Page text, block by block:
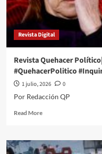
Revista Digital
Revista Quehacer
#QuehacerPolitico
1 julio, 2026
0
Por Redacción QP
Read MoreRead
Revista
Quehacer